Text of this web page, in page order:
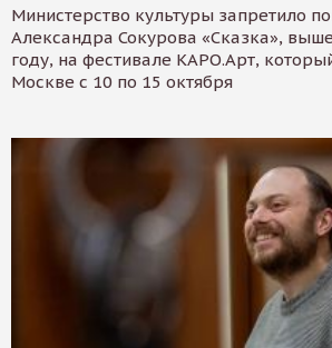
Министерство культуры запретило
Александра Сокурова «Сказка»,
году, на фестивале КАРО.Арт,
Москве с 10 по 15 октября